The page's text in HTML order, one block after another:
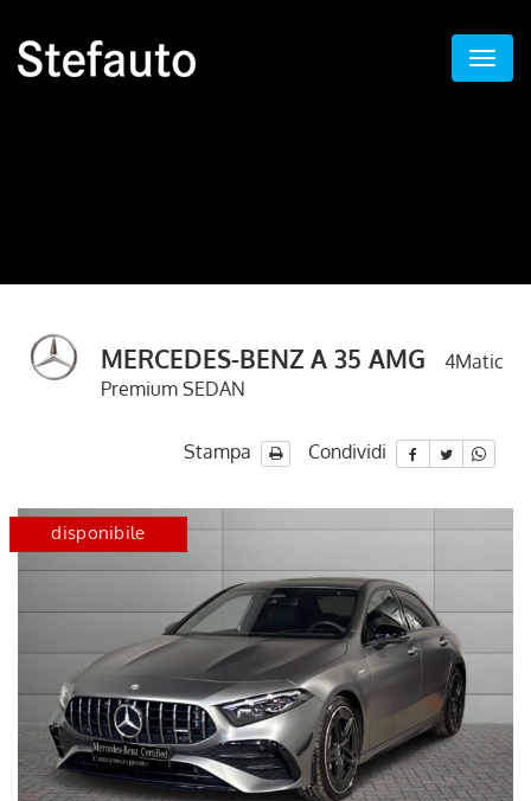
MERCEDES-BENZ A 35 AMG
4Matic
Premium SEDAN
Stampa Condividi
certified